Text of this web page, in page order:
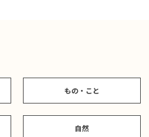
もの・こと
自然